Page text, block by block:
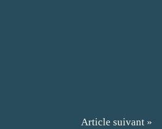
Article suivant »